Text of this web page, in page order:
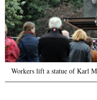
Workers lift a statue of Karl